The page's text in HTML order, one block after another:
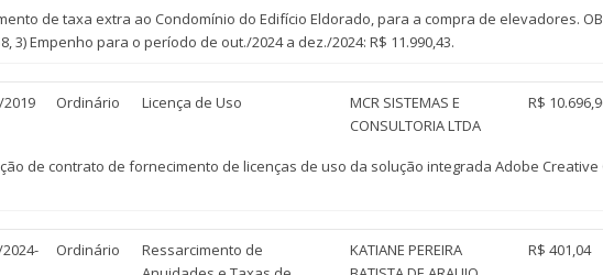
de taxa extra ao Condomínio do Edifício Eldorado, para a compra de elevadores.
3) Empenho para o período de out./2024 a dez./2024: R$ 11.990,43.
2019 Ordinário Licença de Uso
MCR SISTEMAS E
CONSULTORIA LTDA
R$
de contrato de fornecimento de licenças de uso da solução integrada Adobe Creative
Ordinário
Ressarcimento de
KATIANE PEREIRA
R$ 401,04